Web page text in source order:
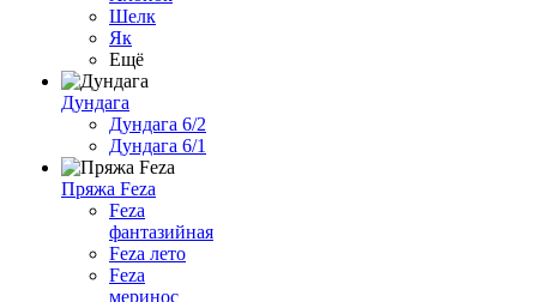
Шелк
Як
Ещё
Дундага
Дундага 6/2
Дундага 6/1
Пряжа Feza
Feza
фантазийная
Feza лето
Feza
меринос